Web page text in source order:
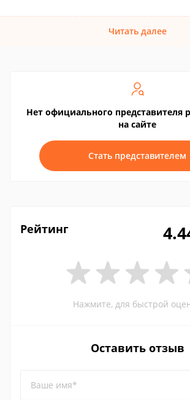
Читать далее
Нет официального представителя
на сайте
Стать представителем
Рейтинг
Нажмите, для быстрой
Оставить отзыв
Ваше имя*